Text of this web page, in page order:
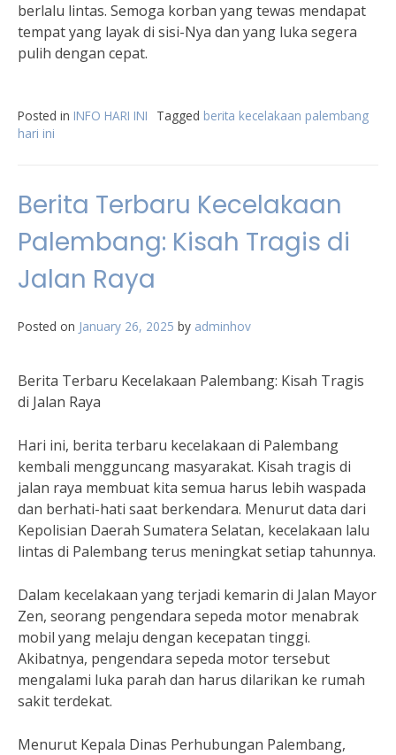
berlalu lintas. Semoga korban yang tewas mendapat
tempat yang layak di sisi-Nya dan yang luka segera
pulih dengan cepat.
Posted in INFO HARI INI Tagged berita kecelakaan palembang
hari ini
Berita Terbaru Kecelakaan
Palembang: Kisah Tragis di
Jalan Raya
Posted on January 26, 2025 by adminhov
Berita Terbaru Kecelakaan Palembang: Kisah Tragis
di Jalan Raya
Hari ini, berita terbaru kecelakaan di Palembang
kembali mengguncang masyarakat. Kisah tragis di
jalan raya membuat kita semua harus lebih waspada
dan berhati-hati saat berkendara. Menurut data dari
Kepolisian Daerah Sumatera Selatan, kecelakaan lalu
lintas di Palembang terus meningkat setiap tahunnya.
Dalam kecelakaan yang terjadi kemarin di Jalan Mayor
Zen, seorang pengendara sepeda motor menabrak
mobil yang melaju dengan kecepatan tinggi.
Akibatnya, pengendara sepeda motor tersebut
mengalami luka parah dan harus dilarikan ke rumah
sakit terdekat.
Menurut Kepala Dinas Perhubungan Palembang,